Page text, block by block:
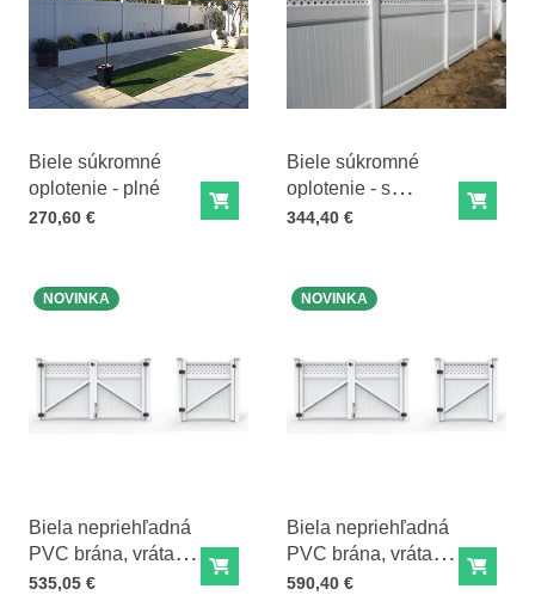
Biele súkromné
oplotenie - plné
Cena s DPH
270,60 € Do košíka
Biele súkromné
oplotenie - s
mriežkou
Cena s DPH
344,40 € Do
Biela nepriehľadná
PVC brána, vrátane
pántov a zámkov -
Cena s DPH
535,05 € Do košíka
NOVINKA
Biela nepriehľadná
PVC brána, vrátane
pántov a zámkov
Cena s DPH
590,40 € Do
NOVINKA